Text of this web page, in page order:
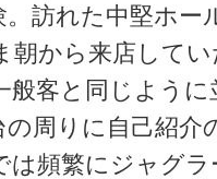
訪れた中堅ホー
朝から来店して
般客と同じよう
周りに自己紹介
は頻繁にジャグ